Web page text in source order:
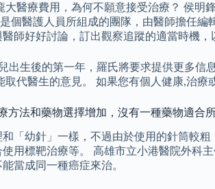
醫療費用，為何不願意接受治療？ 侯
個醫護人員所組成的團隊，由醫師擔任
師好好討論，訂出觀察追蹤的適當時機，
出生後的第一年，羅氏將要求提供更多信
代醫生的意見。 如果您有個人健康,治療
方法和藥物選擇增加，沒有一種藥物適合
和「幼針」一樣，不過由於使用的針筒較
用標靶治療等。 高雄市立小港醫院外科
當成同一種癌症來治。